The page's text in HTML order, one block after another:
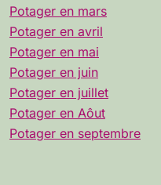
Potager en mars
Potager en avril
Potager en mai
Potager en juin
Potager en juillet
Potager en Aôut
Potager en septembre